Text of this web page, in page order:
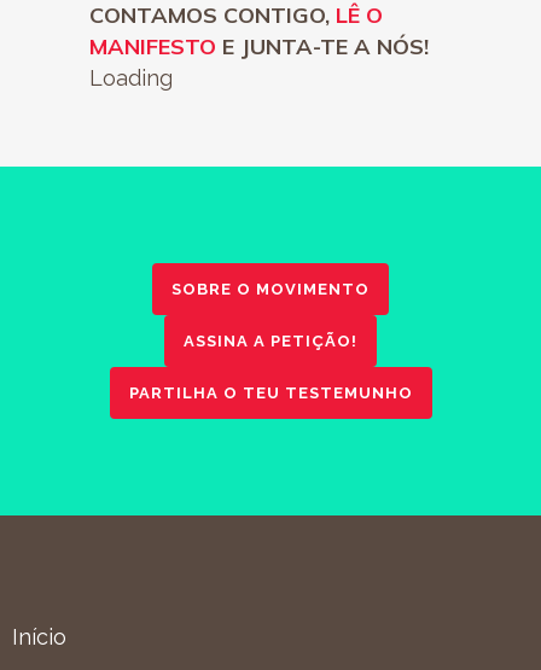
CONTAMOS CONTIGO, LÊ O
MANIFESTO E JUNTA-TE A NÓS!
Loading
SOBRE O MOVIMENTO
ASSINA A PETIÇÃO!
PARTILHA O TEU TESTEMUNHO
Início